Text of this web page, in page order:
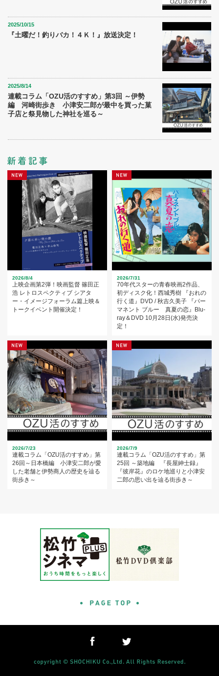
2025/10/15
『土曜だ！釣りバカ！４Ｋ！』放送決定！
2025/8/14
連載コラム「OZU活のすすめ」第3回 ～伊勢
編 河崎街歩き 小津安二郎が最中を買った菓
子店と祭見物した神社を巡る～
2026/8/4
上映企画第2弾！映画監督 篠田正
浩 レトロスペクティブ シアタ
ー・イメージフォーラム篇上映＆
トークイベント開催決定！
2026/7/31
70年代スターの青春映画2作品、
初ディスク化！西城秀樹 『おれの
行く道』DVD / 秋吉久美子 『パー
マネント ブルー 真夏の恋』Blu-
ray＆DVD 10月28日(水)発売決
定！
2026/7/23
連載コラム「OZU活のすすめ」第
26回～日本橋編 小津安二郎が愛
した老舗と伊勢商人の歴史を辿る
街歩き～
2026/7/9
連載コラム「OZU活のすすめ」第
25回 ～築地編 『長屋紳士録』
『彼岸花』のロケ地巡りと小津安
二郎の思い出を辿る街歩き～